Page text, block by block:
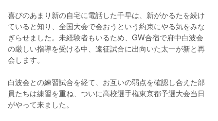
喜びのあまり新の自宅に電話した千早は、新がかるたを続け
ていると知り、全国大会で会おうという約束にやる気をみな
ぎらせました。未経験者もいるため、GW合宿で府中白波会
の厳しい指導を受ける中、遠征試合に出向いた太一が新と再
会します。
白波会との練習試合を経て、お互いの弱点を確認し合えた部
員たちは練習を重ね、ついに高校選手権東京都予選大会当日
がやって来ました。